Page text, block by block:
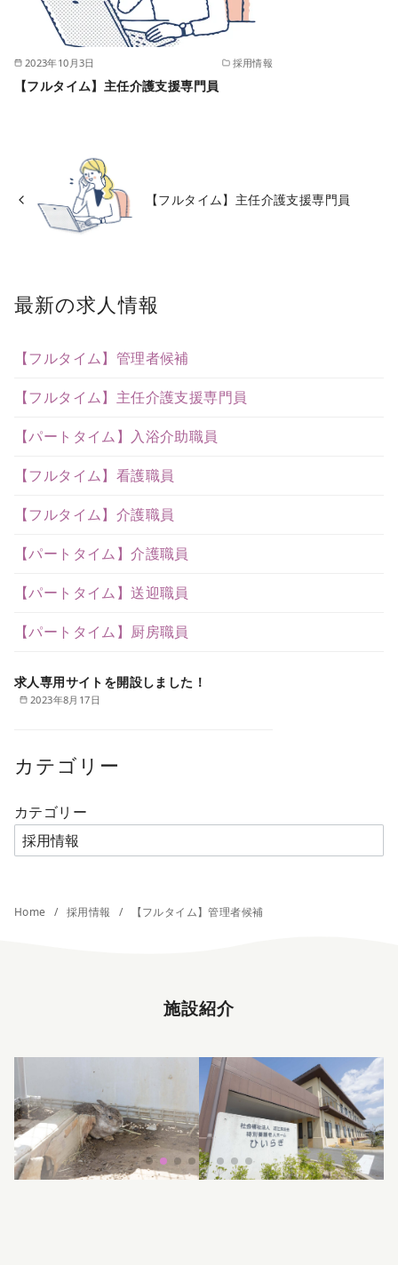
2023年10月3日 採用情報
【フルタイム】主任介護支援専門員
【フルタイム】主任介護支援専門員
最新の求人情報
【フルタイム】管理者候補
【フルタイム】主任介護支援専門員
【パートタイム】入浴介助職員
【フルタイム】看護職員
【フルタイム】介護職員
【パートタイム】介護職員
【パートタイム】送迎職員
【パートタイム】厨房職員
2023年8月17日
求人専用サイトを開設しました！
カテゴリー
カテゴリー
Home 採用情報 【フルタイム】管理者候補
施設紹介